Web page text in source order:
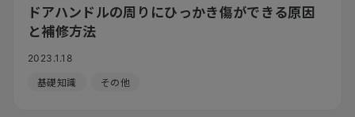
ドアハンドルの周りにひっかき傷ができる原因
と補修方法
2023.1.18
基礎知識 その他